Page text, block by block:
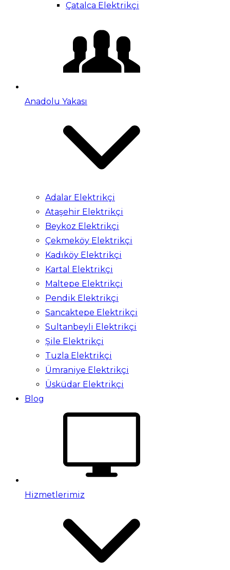
Çatalca Elektrikçi
Anadolu Yakası
Adalar Elektrikçi
Ataşehir Elektrikçi
Beykoz Elektrikçi
Çekmeköy Elektrikçi
Kadıköy Elektrikçi
Kartal Elektrikçi
Maltepe Elektrikçi
Pendik Elektrikçi
Sancaktepe Elektrikçi
Sultanbeyli Elektrikçi
Şile Elektrikçi
Tuzla Elektrikçi
Ümraniye Elektrikçi
Üsküdar Elektrikçi
Blog
Hizmetlerimiz